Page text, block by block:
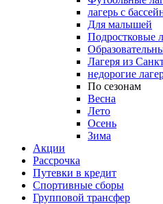
лагерь с
Для малышей
Подростковые
Лагеря из
недорогие
По сезонам
Весна
Лето
Осень
Зима
Акции
Рассрочка
Путевки в кредит
Спортивные сборы
Групповой трансфер